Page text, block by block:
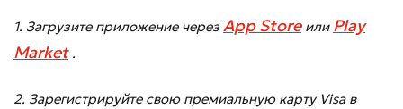
1. Загрузите приложение через App Storeили Play
Market.
2. Зарегистрируйте свою премиальную карту Visa в